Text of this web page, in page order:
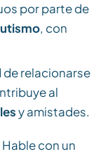
por parte de
, con
relacionarse
al
y amistades.
con un